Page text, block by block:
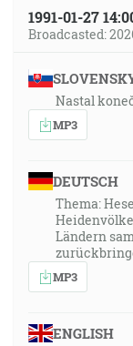
1991-01-27
Broadcasted:
Nastal
MP3
DEUTSCH
Thema:
Ländern
MP3
ENGLISH